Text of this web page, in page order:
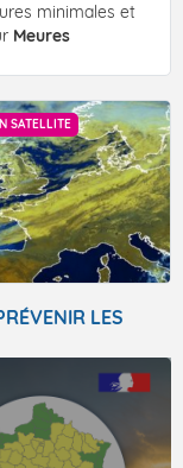
minimales et
Meures
SATELLITE
LES